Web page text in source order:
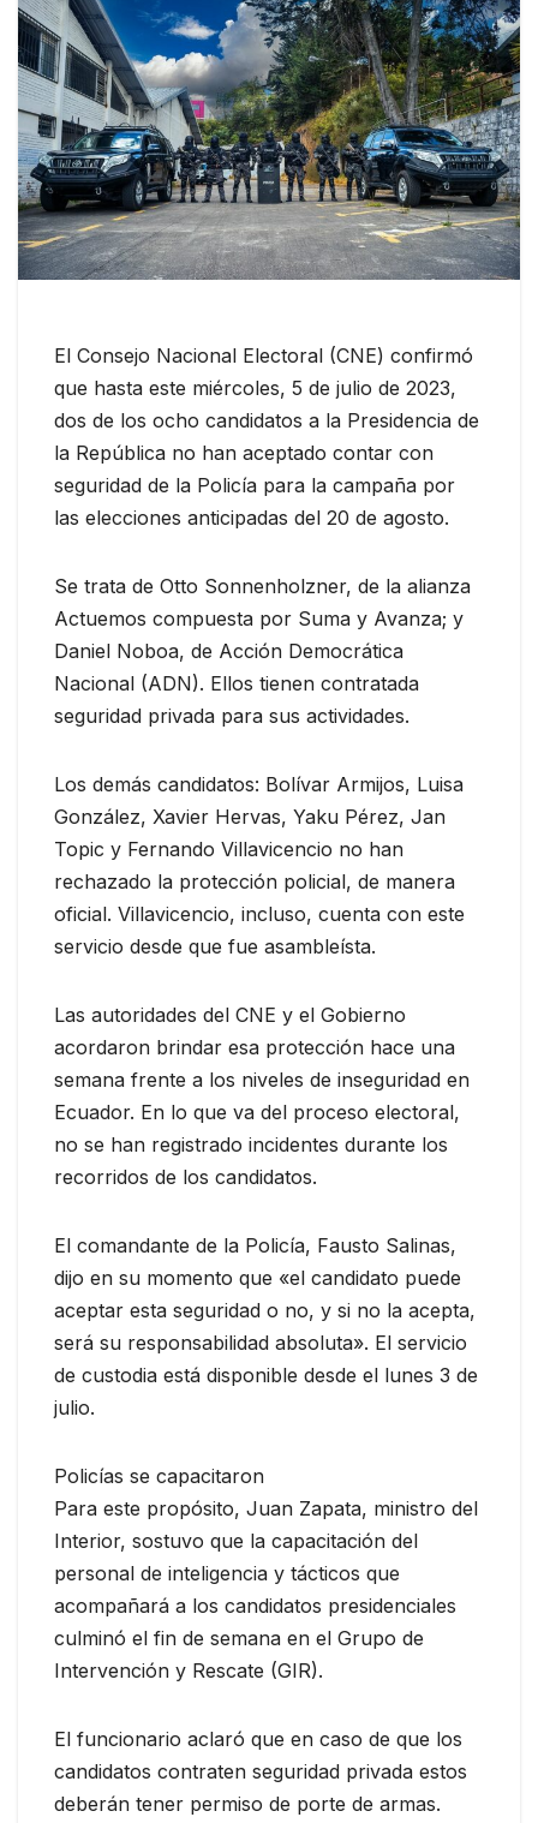
El Consejo Nacional Electoral (CNE) confirmó
que hasta este miércoles, 5 de julio de 2023,
dos de los ocho candidatos a la Presidencia de
la República no han aceptado contar con
seguridad de la Policía para la campaña por
las elecciones anticipadas del 20 de agosto.
Se trata de Otto Sonnenholzner, de la alianza
Actuemos compuesta por Suma y Avanza; y
Daniel Noboa, de Acción Democrática
Nacional (ADN). Ellos tienen contratada
seguridad privada para sus actividades.
Los demás candidatos: Bolívar Armijos, Luisa
González, Xavier Hervas, Yaku Pérez, Jan
Topic y Fernando Villavicencio no han
rechazado la protección policial, de manera
oficial. Villavicencio, incluso, cuenta con este
servicio desde que fue asambleísta.
Las autoridades del CNE y el Gobierno
acordaron brindar esa protección hace una
semana frente a los niveles de inseguridad en
Ecuador. En lo que va del proceso electoral,
no se han registrado incidentes durante los
recorridos de los candidatos.
El comandante de la Policía, Fausto Salinas,
dijo en su momento que «el candidato puede
aceptar esta seguridad o no, y si no la acepta,
será su responsabilidad absoluta». El servicio
de custodia está disponible desde el lunes 3 de
julio.
Policías se capacitaron
Para este propósito, Juan Zapata, ministro del
Interior, sostuvo que la capacitación del
personal de inteligencia y tácticos que
acompañará a los candidatos presidenciales
culminó el fin de semana en el Grupo de
Intervención y Rescate (GIR).
El funcionario aclaró que en caso de que los
candidatos contraten seguridad privada estos
deberán tener permiso de porte de armas.